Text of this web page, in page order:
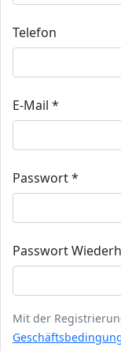
Telefon
E-Mail *
Passwort *
Passwort
Mit der